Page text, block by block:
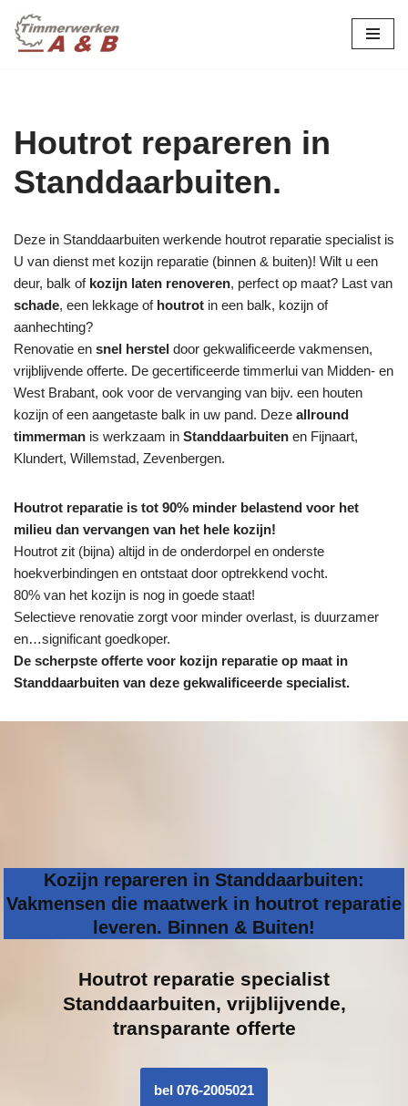
Ga
Houtrot repareren in
Standdaarbuiten.
Deze in Standdaarbuiten werkende houtrot reparatie specialist is
U van dienst met kozijn reparatie (binnen & buiten)! Wilt u een
deur, balk of kozijn laten renoveren, perfect op maat? Last van
schade, een lekkage of houtrot in een balk, kozijn of
aanhechting?
Renovatie en snel herstel door gekwalificeerde vakmensen,
vrijblijvende offerte. De gecertificeerde timmerlui van Midden- en
West Brabant, ook voor de vervanging van bijv. een houten
kozijn of een aangetaste balk in uw pand. Deze allround
timmerman is werkzaam in Standdaarbuiten en Fijnaart,
Klundert, Willemstad, Zevenbergen.
Houtrot reparatie is tot 90% minder belastend voor het
milieu dan vervangen van het hele kozijn!
Houtrot zit (bijna) altijd in de onderdorpel en onderste
hoekverbindingen en ontstaat door optrekkend vocht.
80% van het kozijn is nog in goede staat!
Selectieve renovatie zorgt voor minder overlast, is duurzamer
en…significant goedkoper.
De scherpste offerte voor kozijn reparatie op maat in
Standdaarbuiten van deze gekwalificeerde specialist.
Kozijn repareren in Standdaarbuiten:
Vakmensen die maatwerk in houtrot reparatie
leveren. Binnen & Buiten!
Houtrot reparatie specialist
Standdaarbuiten, vrijblijvende,
transparante offerte
bel 076-2005021